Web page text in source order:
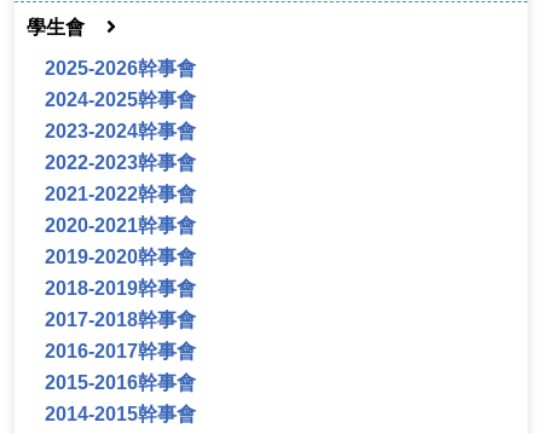
學生會
2025-2026幹事會
2024-2025幹事會
2023-2024幹事會
2022-2023幹事會
2021-2022幹事會
2020-2021幹事會
2019-2020幹事會
2018-2019幹事會
2017-2018幹事會
2016-2017幹事會
2015-2016幹事會
2014-2015幹事會